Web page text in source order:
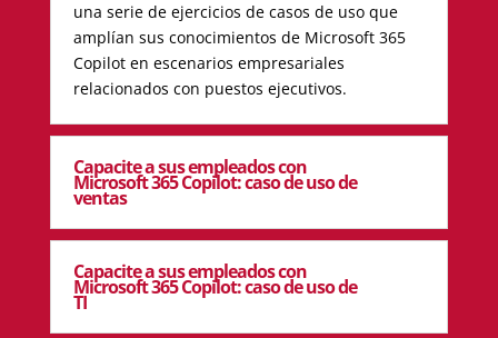
una serie de ejercicios de casos de uso que
amplían sus conocimientos de Microsoft 365
Copilot en escenarios empresariales
relacionados con puestos ejecutivos.
Capacite a sus empleados con
Microsoft 365 Copilot: caso de uso de
ventas
Capacite a sus empleados con
Microsoft 365 Copilot: caso de uso de
TI